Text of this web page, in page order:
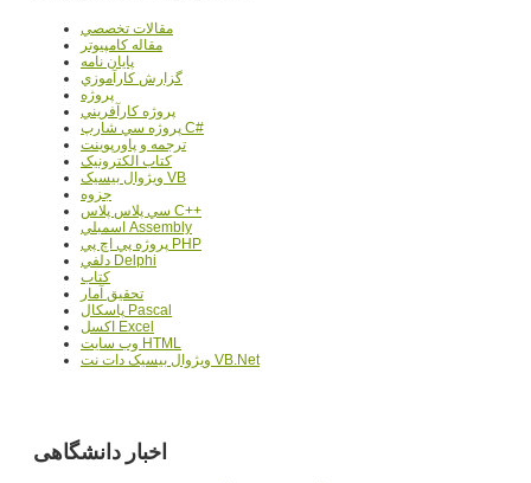
مقالات تخصصي
مقاله کامپیوتر
پایان نامه
گزارش کارآموزي
پروژه
پروژه کارآفريني
پروژه سي شارپ C#
ترجمه و پاورپوينت
کتاب الکترونيک
ويژوال بيسيک VB
جزوه
سي پلاس پلاس C++
اسمبلي Assembly
پروژه پي اچ پي PHP
دلفي Delphi
کتاب
تحقيق آمار
پاسکال Pascal
اکسل Excel
وب سايت HTML
ويژوال بيسيک دات نت VB.Net
اخبار دانشگاهی